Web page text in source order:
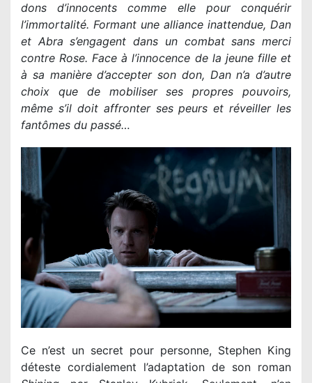
dons d’innocents comme elle pour conquérir
l’immortalité. Formant une alliance inattendue, Dan
et Abra s’engagent dans un combat sans merci
contre Rose. Face à l’innocence de la jeune fille et
à sa manière d’accepter son don, Dan n’a d’autre
choix que de mobiliser ses propres pouvoirs,
même s’il doit affronter ses peurs et réveiller les
fantômes du passé…
Ce n’est un secret pour personne, Stephen King
déteste cordialement l’adaptation de son roman